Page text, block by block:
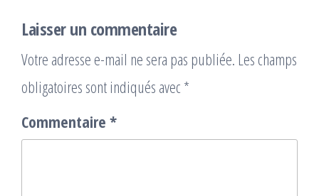
Laisser un commentaire
Votre adresse e-mail ne sera pas publiée. Les champs
obligatoires sont indiqués avec *
Commentaire *